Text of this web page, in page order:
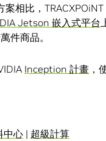
相比，
Jetson 嵌入式平台
件商品。
Inception 計畫 ，
中心 | 超級計算